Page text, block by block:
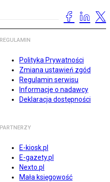
REGULAMIN
Polityka Prywatności
Zmiana ustawień zgód
Regulamin serwisu
Informacje o nadawcy
Deklaracja dostępności
PARTNERZY
E-kiosk.pl
E-gazety.pl
Nexto.pl
Mała księgowość